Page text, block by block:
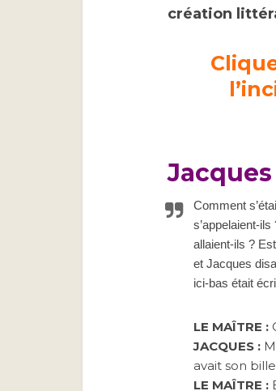
création
Comment
s’appelaient-
allaient-ils ?
et Jacques
ici-bas était
LE MAÎTRE :
JACQUES :
avait son
LE MAÎTRE :